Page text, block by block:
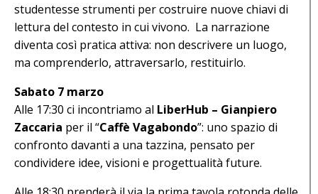
studentesse strumenti per costruire nuove chiavi di
lettura del contesto in cui vivono. La narrazione
diventa così pratica attiva: non descrivere un luogo,
ma comprenderlo, attraversarlo, restituirlo.
Sabato 7 marzo
Alle 17:30 ci incontriamo al LiberHub – Gianpiero
Zaccaria per il “Caffè Vagabondo”: uno spazio di
confronto davanti a una tazzina, pensato per
condividere idee, visioni e progettualità future.